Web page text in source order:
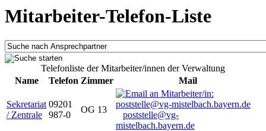
Mitarbeiter-Telefon-Liste
Telefonliste der Mitarbeiter/innen der Verwaltung
Name
Telefon Zimmer Mail
Sekretariat
/ Zentrale
09201
987-0
OG 13
poststelle@vg-
mistelbach.bayern.de